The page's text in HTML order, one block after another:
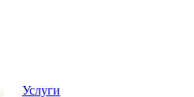
Услуги